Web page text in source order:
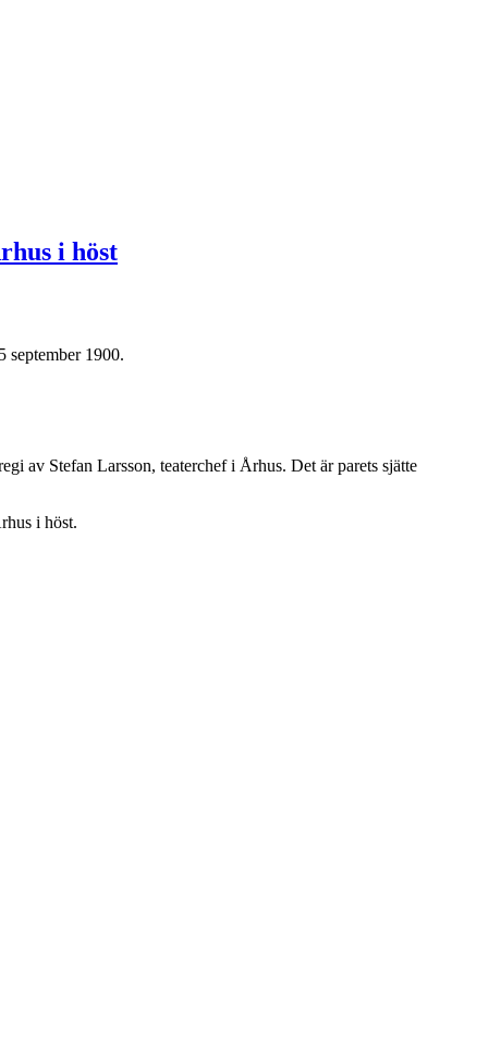
i höst
september 1900.
av Stefan Larsson, teaterchef i Århus. Det är parets sjätte
i höst.